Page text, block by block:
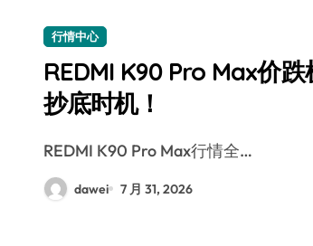
三星Galaxy Z Fold7炸场
行情中心
REDMI K90 Pro Max价
抄底时机！
REDMI K90 Pro Max行情全…
dawei 7 月 31, 2026